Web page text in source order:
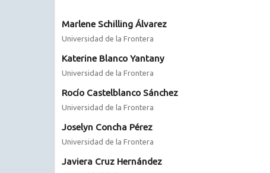
Marlene Schilling Álvarez
Universidad de la Frontera
Katerine Blanco Yantany
Universidad de la Frontera
Rocío Castelblanco Sánchez
Universidad de la Frontera
Joselyn Concha Pérez
Universidad de la Frontera
Javiera Cruz Hernández